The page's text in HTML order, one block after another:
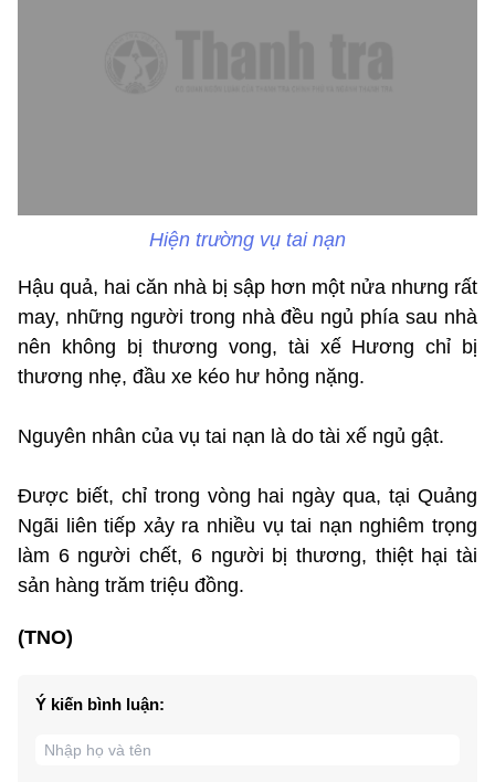
Hiện trường vụ tai nạn
Hậu quả, hai căn nhà bị sập hơn một nửa nhưng rất
may, những người trong nhà đều ngủ phía sau nhà
nên không bị thương vong, tài xế Hương chỉ bị
thương nhẹ, đầu xe kéo hư hỏng nặng.
Nguyên nhân của vụ tai nạn là do tài xế ngủ gật.
Được biết, chỉ trong vòng hai ngày qua, tại Quảng
Ngãi liên tiếp xảy ra nhiều vụ tai nạn nghiêm trọng
làm 6 người chết, 6 người bị thương, thiệt hại tài
sản hàng trăm triệu đồng.
(TNO)
Ý kiến bình luận: